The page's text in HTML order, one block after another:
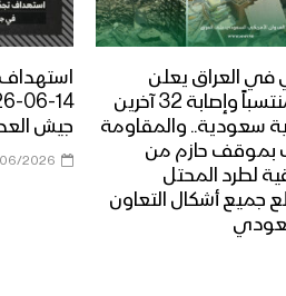
في العراق يعلن
استشهاد 20 منتسباً وإصابة 32 آخرين
سعودية.. والمقاومة
بموقف حازم من
لطرد المحتل
جميع أشكال التعاون
استهداف
جيش
2026